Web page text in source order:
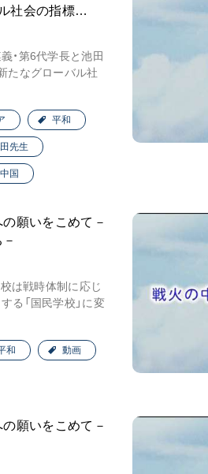
社会の指標…
・第6代学長と池田
たなグローバル社
平和
先生
中国
の願いをこめて－
は戦時体制に応じ
る「国民学校」に変
和 動画
の願いをこめて－